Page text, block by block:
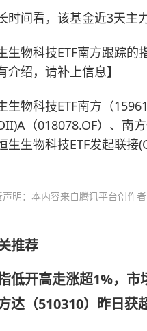
时间看，该基金近3天主
生物科技ETF南方跟踪
介绍，请补上信息】
生物科技ETF南方（
（018078.OF）、南
生生物科技ETF发起联接
声明：本内容来自腾讯平台创作
推荐
低开高走涨超1%，市
达（510310）昨日获